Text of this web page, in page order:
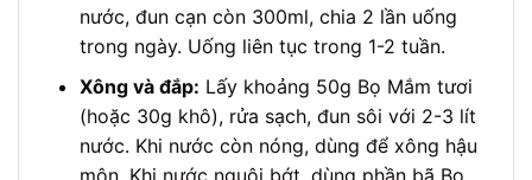
nước, đun cạn còn 300ml, chia 2 lần uống
trong ngày. Uống liên tục trong 1-2 tuần.
Xông và đắp: Lấy khoảng 50g Bọ Mắm tươi
(hoặc 30g khô), rửa sạch, đun sôi với 2-3 lít
nước. Khi nước còn nóng, dùng để xông hậu